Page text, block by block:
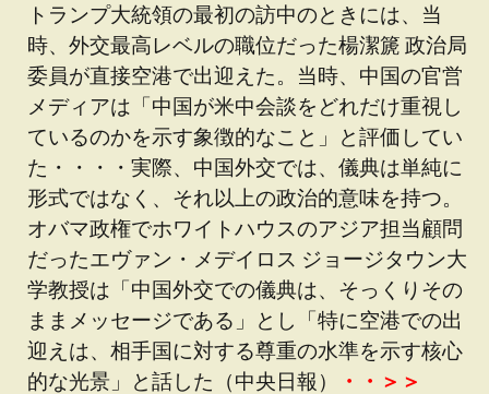
トランプ大統領の最初の訪中のときには、当
時、外交最高レベルの職位だった楊潔篪 政治局
委員が直接空港で出迎えた。当時、中国の官営
メディアは「中国が米中会談をどれだけ重視し
ているのかを示す象徴的なこと」と評価してい
た・・・・実際、中国外交では、儀典は単純に
形式ではなく、それ以上の政治的意味を持つ。
オバマ政権でホワイトハウスのアジア担当顧問
だったエヴァン・メデイロス ジョージタウン大
学教授は「中国外交での儀典は、そっくりその
ままメッセージである」とし「特に空港での出
迎えは、相手国に対する尊重の水準を示す核心
的な光景」と話した（中央日報）
・・＞＞